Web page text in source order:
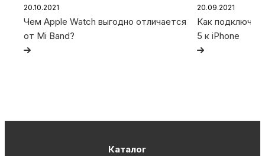
20.10.2021
Чем Apple Watch выгодно отличается
от Mi Band?
20.09.2021
Как
5 к iPhone
Каталог